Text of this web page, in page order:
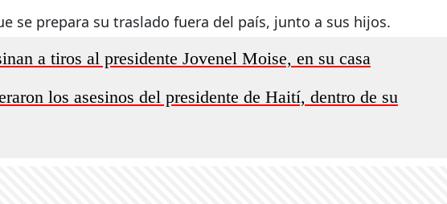
se prepara su traslado fuera del país, junto a sus hijos.
a tiros al presidente Jovenel Moise, en su casa
los asesinos del presidente de Haití, dentro de su